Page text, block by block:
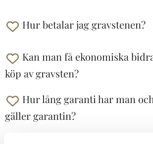
Hur betalar jag gravstenen?
Kan man få ekonomiska
köp av gravsten?
Hur lång garanti har man
gäller garantin?